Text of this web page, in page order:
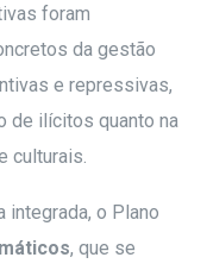
foram
da gestão
e repressivas,
de ilícitos quanto na
culturais.
integrada, o Plano
, que se